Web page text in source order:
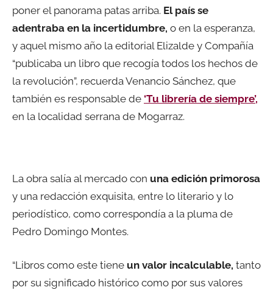
poner el panorama patas arriba. El país se
adentraba en la incertidumbre, o en la esperanza,
y aquel mismo año la editorial Elizalde y Compañía
“publicaba un libro que recogía todos los hechos de
la revolución”, recuerda Venancio Sánchez, que
también es responsable de ‘Tu librería de siempre’,
en la localidad serrana de Mogarraz.
La obra salía al mercado con una edición primorosa
y una redacción exquisita, entre lo literario y lo
periodístico, como correspondía a la pluma de
Pedro Domingo Montes.
“Libros como este tiene un valor incalculable, tanto
por su significado histórico como por sus valores